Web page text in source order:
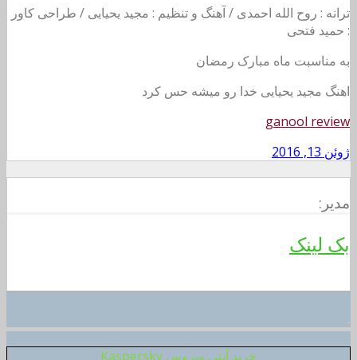
ترانه : روح الله احمدی / آهنگ و تنظیم : مجید یحیایی / طراحی کاور
: حمید فتحی
به مناسبت ماه مبارک رمضان
اهنگ مجید یحیایی خدا رو میشه حس کرد
ganool review
ژوئن 13, 2016
مدیر:
بک لینک
.
خرید آنتی ویروس Kaspersky